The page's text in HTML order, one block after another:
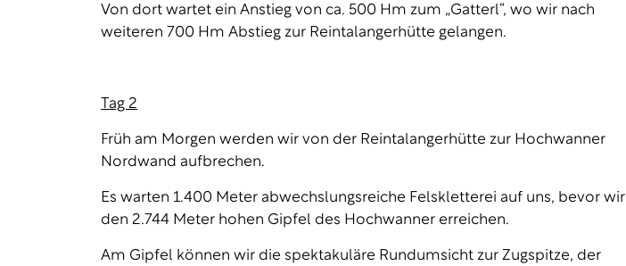
Von dort wartet ein Anstieg von ca. 500 Hm zum „Gatterl“, wo wir nach
weiteren 700 Hm Abstieg zur Reintalangerhütte gelangen.
Tag 2
Früh am Morgen werden wir von der Reintalangerhütte zur Hochwanner
Nordwand aufbrechen.
Es warten 1.400 Meter abwechslungsreiche Felskletterei auf uns, bevor wir
den 2.744 Meter hohen Gipfel des Hochwanner erreichen.
Am Gipfel können wir die spektakuläre Rundumsicht zur Zugspitze, der